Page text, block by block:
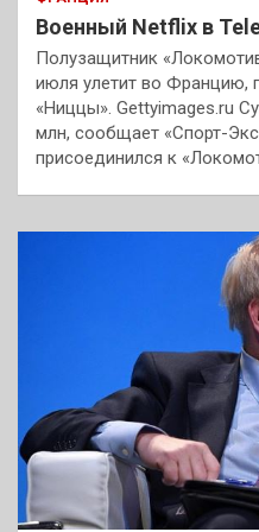
Военный Netflix в
Полузащитник
июля улетит во Францию,
«Ниццы». Gettyimages.ru
млн, сообщает «Спорт-
присоединился к